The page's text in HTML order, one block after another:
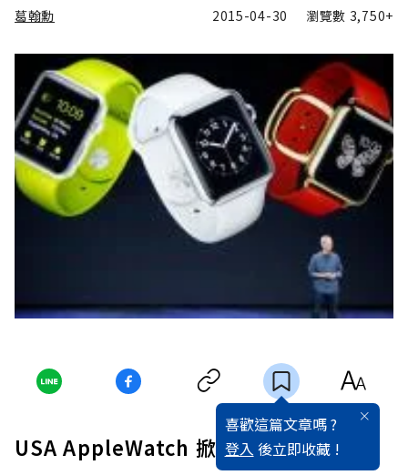
葛翰勳 2015-04-30 瀏覽數 3,750+
喜歡這篇文章嗎 ?
登入 後立即收藏 !
USA AppleWatch 掀行動大戰